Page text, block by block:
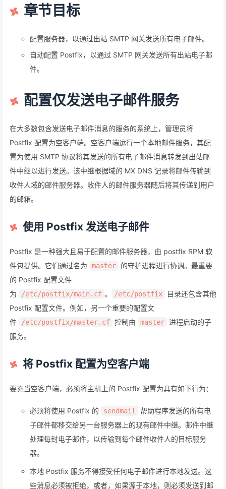
章节目标
配置服务器，以通过出站 SMTP 网关发送所有电子邮件。
自动配置 Postfix，以通过 SMTP 网关发送所有出站电子邮
件。
配置仅发送电子邮件服务
在大多数包含发送电子邮件消息的服务的系统上，管理员将
Postfix 配置为空客户端。空客户端运行一个本地邮件服务，其配
置为使用 SMTP 协议将其发送的所有电子邮件消息转发到出站邮
件中继以进行发送。该中继根据域的 MX DNS 记录将邮件传输到
收件人域的邮件服务器。收件人的邮件服务器随后将其传递到用户
的邮箱。
使用 Postfix 发送电子邮件
Postfix 是一种强大且易于配置的邮件服务器，由 postfix RPM 软
件包提供。它们通过名为
master
的守护进程进行协调。最重要
的 Postfix 配置文件
为
/etc/postfix/main.cf 。 /etc/postfix
目录还包含其他
Postfix 配置文件。例如，另一个重要的配置文
件
/etc/postfix/master.cf 控制由 master 进程启动的子
服务。
将 Postfix 配置为空客户端
要充当空客户端，必须将主机上的 Postfix 配置为具有如下行为：
必须将使用 Postfix 的 sendmail
帮助程序发送的所有电
子邮件都移交给另一台服务器上的现有邮件中继。邮件中继
处理每封电子邮件，以传输到每个邮件收件人的目标服务
器。
本地 Postfix 服务不得接受任何电子邮件进行本地发送。这
些消息必须被拒绝，或者，如果源于本地，则必须发送到邮